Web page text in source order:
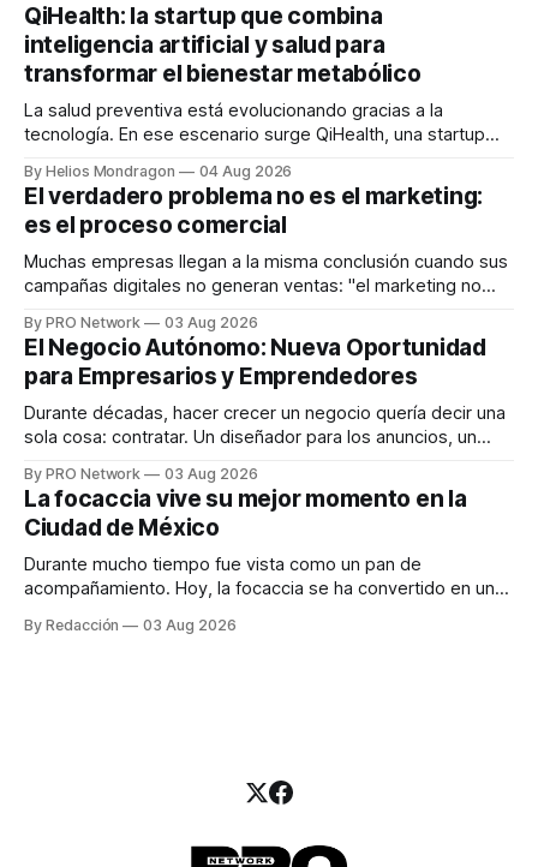
QiHealth: la startup que combina
inteligencia artificial y salud para
transformar el bienestar metabólico
La salud preventiva está evolucionando gracias a la
tecnología. En ese escenario surge QiHealth, una startup
dispositivos inteligentes, inteligencia artificial y monitoreo
en tiempo real para ayudar a las personas a tomar mejores
decisiones sobre su salud metabólica. Su propuesta busca
responder
By Helios Mondragon 04 Aug 2026
El verdadero problema no es el marketing:
es el proceso comercial
Muchas empresas llegan a la misma conclusión cuando sus
campañas digitales no generan ventas: "el marketing no
INTERIUS, el problema suele estar en otro lugar. Durante
una entrevista para el podcast SER PRO, el especialista en
marketing digital explicó que
By PRO Network 03 Aug 2026
El Negocio Autónomo: Nueva Oportunidad
para Empresarios y Emprendedores
Durante décadas, hacer crecer un negocio quería decir una
sola cosa: contratar. Un diseñador para los anuncios, un
para los textos, alguien que supiera de publicidad digital
para encontrar prospectos, un vendedor para atender
llamadas y mensajes, y —con suerte— una persona
By PRO Network 03 Aug 2026
La focaccia vive su mejor momento en la
Ciudad de México
Durante mucho tiempo fue vista como un pan de
acompañamiento. Hoy, la focaccia se ha convertido en uno
artesanal, ingredientes de calidad y experiencias que
By Redacción 03 Aug 2026